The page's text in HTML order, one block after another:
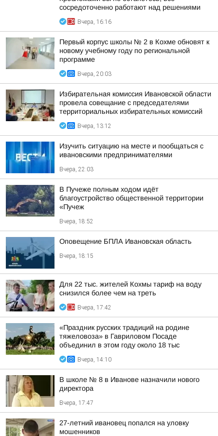
сосредоточенно работают над решениями
Вчера, 16:16
Первый корпус школы № 2 в Кохме обновят к
новому учебному году по региональной
программе
Вчера, 20:03
Избирательная комиссия Ивановской области
провела совещание с председателями
территориальных избирательных комиссий
Вчера, 13:12
Изучить ситуацию на месте и пообщаться с
ивановскими предпринимателями
Вчера, 22:03
В Пучеже полным ходом идёт
благоустройство общественной территории
«Пучеж
Вчера, 18:52
Оповещение БПЛА Ивановская область
Вчера, 18:15
Для 22 тыс. жителей Кохмы тариф на воду
снизился более чем на треть
Вчера, 17:42
«Праздник русских традиций на родине
тяжеловоза» в Гавриловом Посаде
объединил в этом году около 18 тыс
Вчера, 14:10
В школе № 8 в Иванове назначили нового
директора
Вчера, 17:47
27-летний ивановец попался на уловку
мошенников